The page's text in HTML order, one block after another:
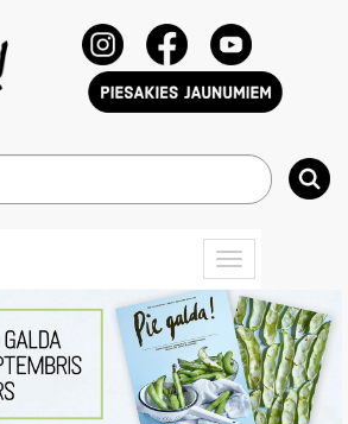
Toggle
navigation